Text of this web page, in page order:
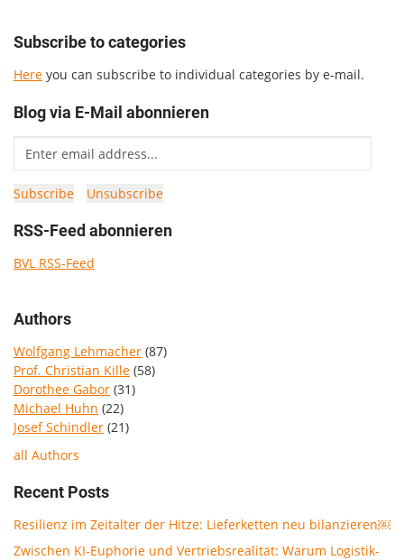
Subscribe to categories
Here you can subscribe to individual categories by e-mail.
Blog via E-Mail abonnieren
RSS-Feed abonnieren
BVL RSS-Feed
Authors
Wolfgang Lehmacher (87)
Prof. Christian Kille (58)
Dorothee Gabor (31)
Michael Huhn (22)
Josef Schindler (21)
all Authors
Recent Posts
Resilienz im Zeitalter der Hitze: Lieferketten neu bilanzieren￼
Zwischen KI-Euphorie und Vertriebsrealität: Warum Logistik-